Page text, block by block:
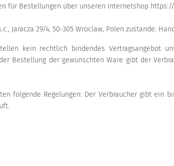
für Bestellungen über unseren Internetshop
Jaracza 29/4, 50-305 Wroclaw, Polen zustande.
kein rechtlich bindendes Vertragsangebot
Bestellung der gewünschten Ware gibt der
folgende Regelungen: Der Verbraucher gibt ein